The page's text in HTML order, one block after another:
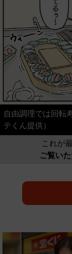
自由調理では回
テくん提供）
これが
ご覧い